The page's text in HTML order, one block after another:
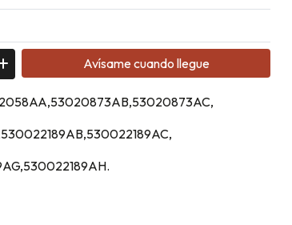
Avísame cuando llegue